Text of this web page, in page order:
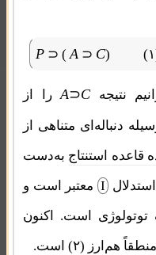
P ⊃ (A ⊃ C)
نتیجه A⊃C را از
دنباله‌ای متناهی از
قاعده استنتاج به‌دست
I معتبر است و
با آن (۱) یک توتولوژی است. اکنون
منطقاً هم‌ارز (۲) است.